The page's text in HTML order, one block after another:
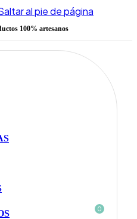
al pie de página
100% artesanos
0